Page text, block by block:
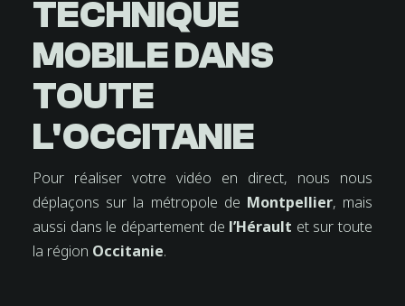
TECHNIQUE
MOBILE DANS
TOUTE
L'OCCITANIE
Pour réaliser votre vidéo en direct, nous nous
déplaçons sur la métropole de Montpellier, mais
aussi dans le département de l’Hérault et sur toute
la région Occitanie.